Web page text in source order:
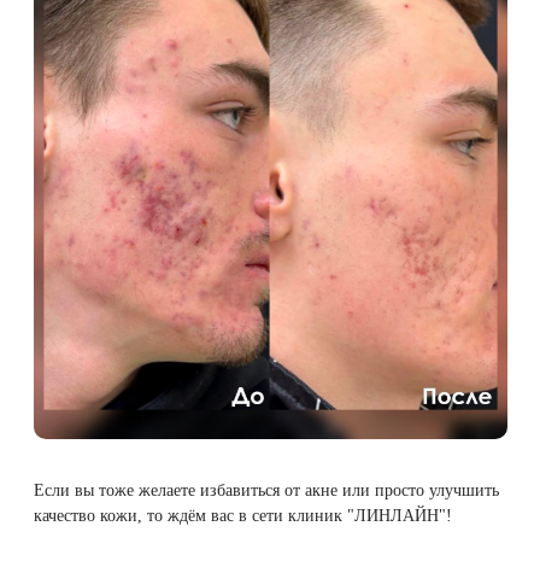
Если вы тоже желаете избавиться от акне или просто улучшить
качество кожи, то ждём вас в сети клиник "ЛИНЛАЙН"!
Удаление рубцов
Удаление новообразований
Лазерное лечение постакне
Омоложение QOOLGLOW
QOOL- омоложение
Карбоновый пилинг
Лазерное лечение ринофимы
Лазерное лечение розацеа
Интимное лазерное омоложение
Остановить выпадение волос
Восстановление здоровья волос
Сделать педикюр
Купить сертификат
Купить абонемент